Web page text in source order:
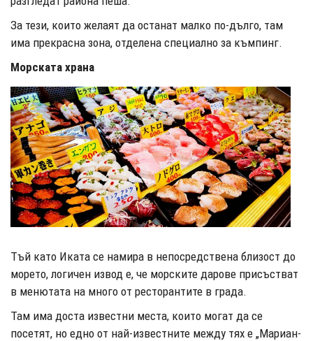
За тези, които желаят да останат малко по-дълго, там
има прекрасна зона, отделена специално за къмпинг.
Морската храна
Тъй като Иката се намира в непосредствена близост до
морето, логичен извод е, че морските дарове присъстват
в менютата на много от ресторантите в града.
Там има доста известни места, които могат да се
посетят, но едно от най-известните между тях е „Мариан-